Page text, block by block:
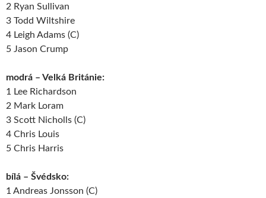
2 Ryan Sullivan
3 Todd Wiltshire
4 Leigh Adams (C)
5 Jason Crump
modrá – Velká Británie:
1 Lee Richardson
2 Mark Loram
3 Scott Nicholls (C)
4 Chris Louis
5 Chris Harris
bílá – Švédsko:
1 Andreas Jonsson (C)